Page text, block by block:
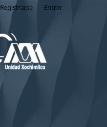
Registrarse Entrar